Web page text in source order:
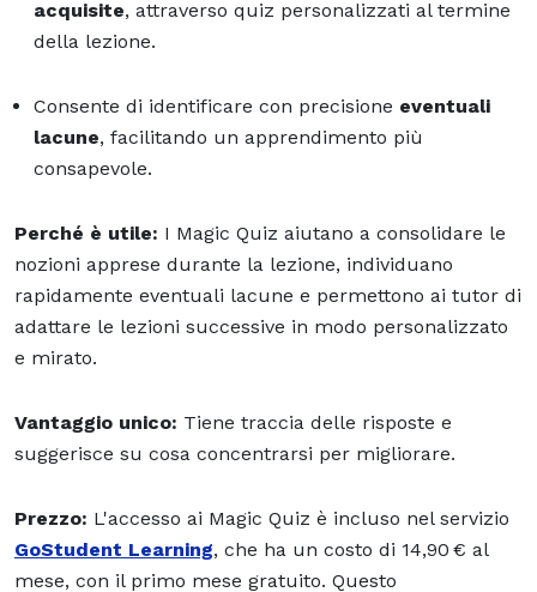
acquisite, attraverso quiz personalizzati al termine
della lezione.
Consente di identificare con precisione eventuali
lacune, facilitando un apprendimento più
consapevole.
Perché è utile: I Magic Quiz aiutano a consolidare le
nozioni apprese durante la lezione, individuano
rapidamente eventuali lacune e permettono ai tutor di
adattare le lezioni successive in modo personalizzato
e mirato.
Vantaggio unico: Tiene traccia delle risposte e
suggerisce su cosa concentrarsi per migliorare.
Prezzo: L'accesso ai Magic Quiz è incluso nel servizio
GoStudent Learning, che ha un costo di 14,90 € al
mese, con il primo mese gratuito. Questo